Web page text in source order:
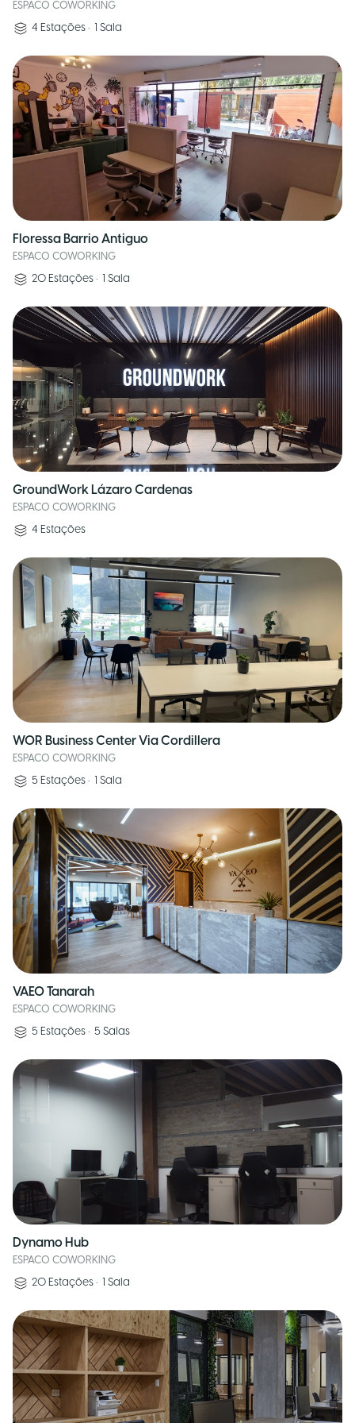
ESPACO COWORKING
4 Estações • 1 Sala
Floressa Barrio Antiguo
ESPACO COWORKING
20 Estações • 1 Sala
GroundWork Lázaro Cardenas
ESPACO COWORKING
4 Estações
WOR Business Center Via Cordillera
ESPACO COWORKING
5 Estações • 1 Sala
VAEO Tanarah
ESPACO COWORKING
5 Estações • 5 Salas
Dynamo Hub
ESPACO COWORKING
20 Estações • 1 Sala